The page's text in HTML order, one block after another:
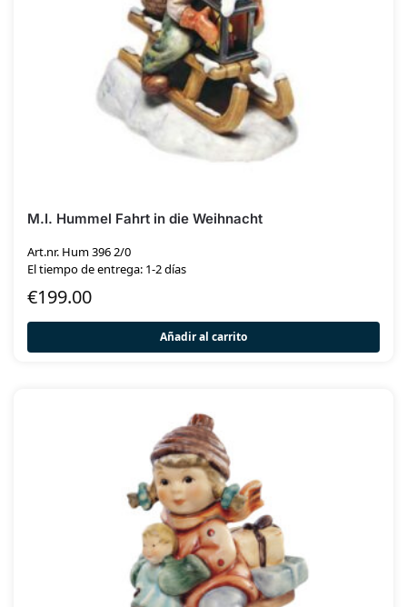
M.I. Hummel Fahrt in die Weihnacht
Art.nr. Hum 396 2/0
El tiempo de entrega: 1-2 días
€199.00
Añadir al carrito